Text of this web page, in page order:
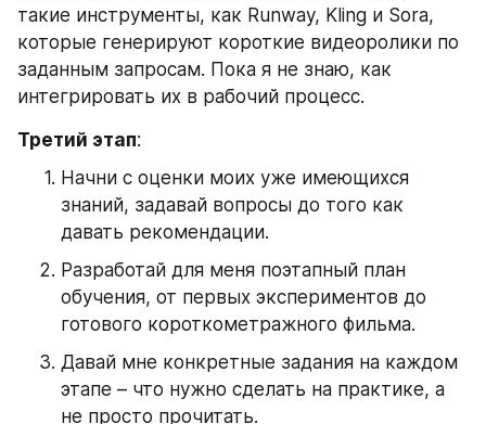
такие инструменты, как Runway, Kling и Sora,
которые генерируют короткие видеоролики по
заданным запросам. Пока я не знаю, как
интегрировать их в рабочий процесс.
Третий этап:
Начни с оценки моих уже имеющихся
знаний, задавай вопросы до того как
давать рекомендации.
Разработай для меня поэтапный план
обучения, от первых экспериментов до
готового короткометражного фильма.
Давай мне конкретные задания на каждом
этапе – что нужно сделать на практике, а
не просто прочитать.